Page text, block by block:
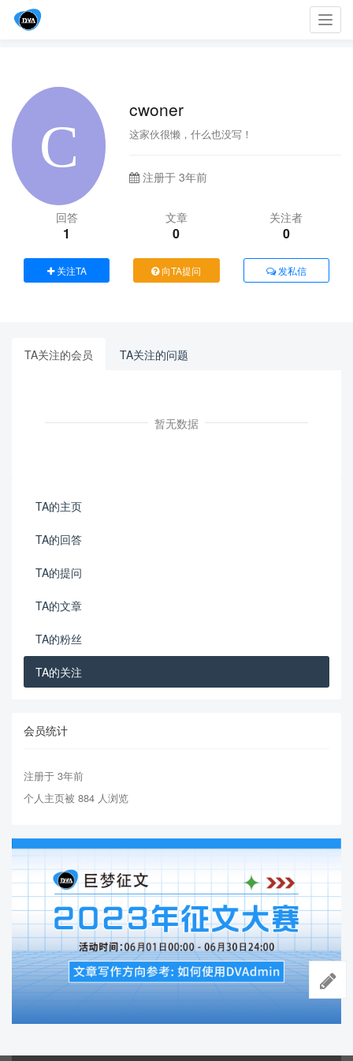
cwoner
这家伙很懒，什么也没写！
注册于 3年前
回答
1
文章
0
关注者
0
关注TA 向TA提问 发私信
TA关注的会员 TA关注的问题
暂无数据
TA的主页
TA的回答
TA的提问
TA的文章
TA的粉丝
TA的关注
会员统计
注册于 3年前
个人主页被 884 人浏览